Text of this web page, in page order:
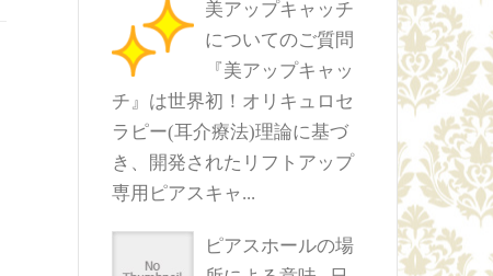
美アップキャッチ
についてのご質問
『美アップキャッ
チ』は世界初！オリキュロセ
ラピー(耳介療法)理論に基づ
き、開発されたリフトアップ
専用ピアスキャ...
ピアスホールの場